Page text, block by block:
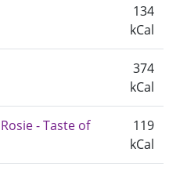
134
kCal
374
kCal
- Taste of
119
kCal